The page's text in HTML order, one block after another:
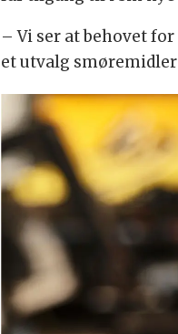
– Vi ser at behovet
et utvalg